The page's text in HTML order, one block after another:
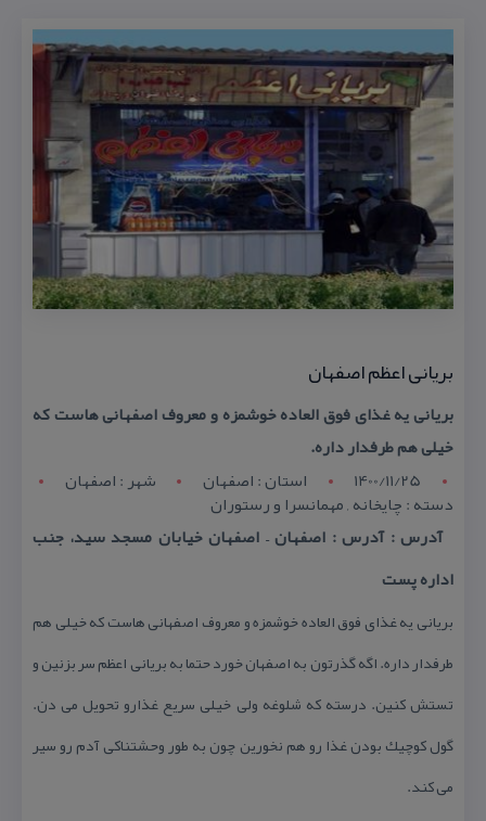
بریانی اعظم اصفهان
بریانی یه غذای فوق العاده خوشمزه و معروف اصفهانی هاست كه
خیلی هم طرفدار داره.
1400/11/25
استان : اصفهان شهر : اصفهان
دسته : چایخانه , مهمانسرا و رستوران
آدرس : آدرس : اصفهان – اصفهان خیابان مسجد سید، جنب
اداره پست
بریانی یه غذای فوق العاده خوشمزه و معروف اصفهانی هاست كه خیلی هم
طرفدار داره. اگه گذرتون به اصفهان خورد حتما به بریانی اعظم سر بزنین و
تستش كنین. درسته كه شلوغه ولی خیلی سریع غذارو تحویل می دن.
گول كوچیك بودن غذا رو هم نخورین چون به طور وحشتناكی آدم رو سیر
می كند.